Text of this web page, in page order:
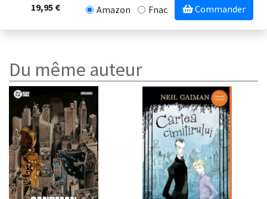
19,95 € Amazon Fnac Commander
Du même auteur